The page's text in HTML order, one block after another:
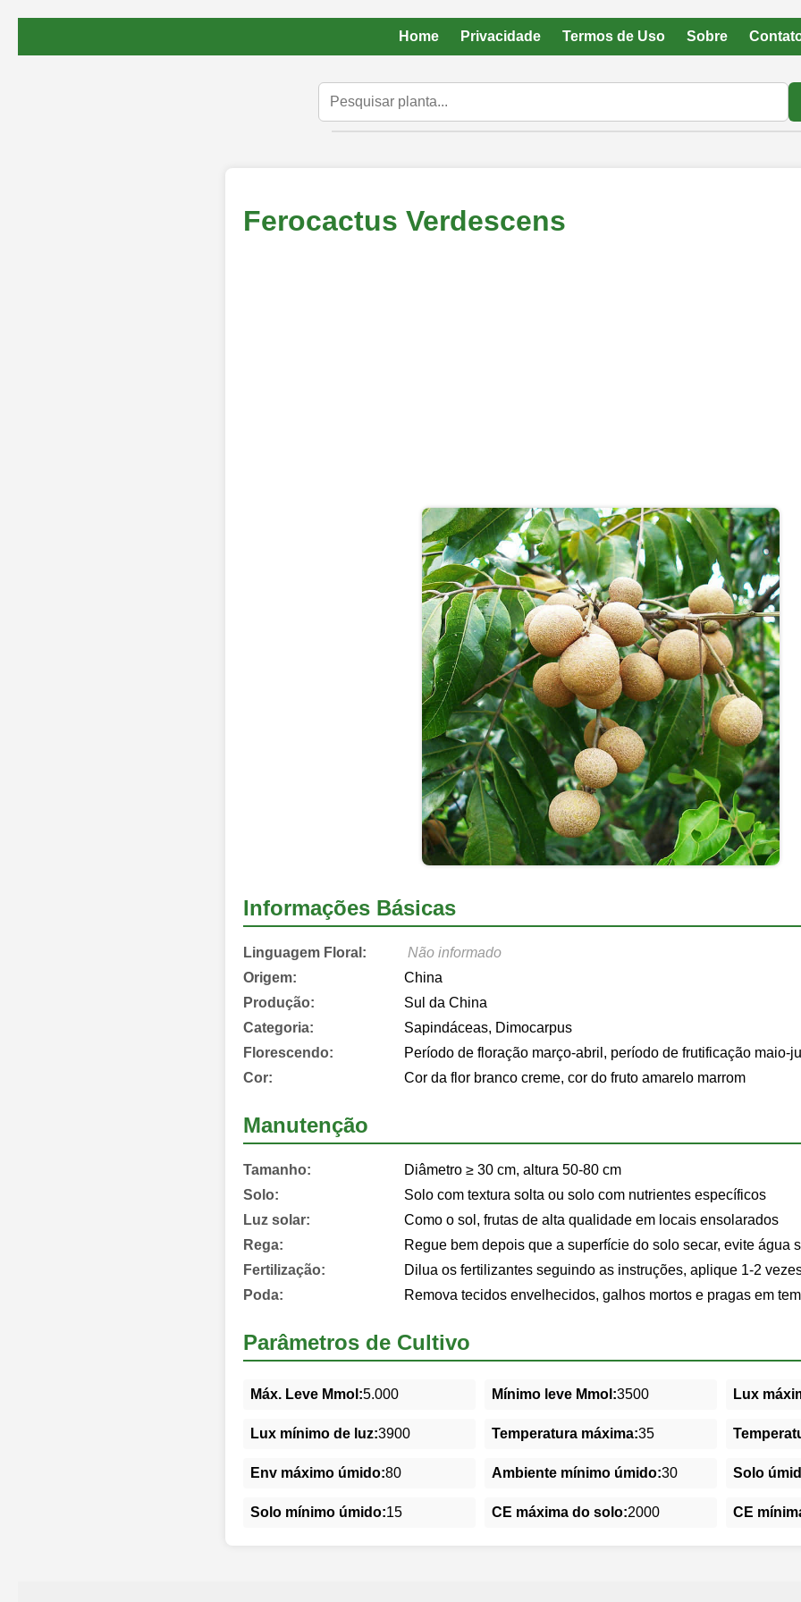
Home Privacidade Termos de Uso Sobre
Ferocactus Verdescens
Informações Básicas
Linguagem Floral:
Não informado
Origem:
China
Produção:
Sul da China
Categoria:
Sapindáceas, Dimocarpus
Florescendo:
Período de floração março-abril, período de frutificação maio-
Cor:
Cor da flor branco creme, cor do fruto amarelo marrom
Manutenção
Tamanho:
Diâmetro ≥ 30 cm, altura 50-80 cm
Solo:
Solo com textura solta ou solo com nutrientes específicos
Luz solar:
Como o sol, frutas de alta qualidade em locais ensolarados
Rega:
Regue bem depois que a superfície do solo secar, evite água
Fertilização:
Dilua os fertilizantes seguindo as instruções, aplique 1-2
Poda:
Remova tecidos envelhecidos, galhos mortos e pragas em
Parâmetros de Cultivo
Máx. Leve Mmol:5.000 Mínimo leve Mmol:3500 Lux
Lux mínimo de luz:3900 Temperatura máxima:35
Env máximo úmido:80 Ambiente mínimo úmido:30 Solo
Solo mínimo úmido:15 CE máxima do solo:2000 CE